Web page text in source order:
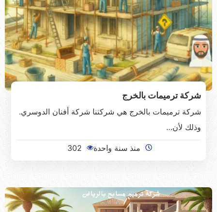
شركة ترميمات بالخرج
شركة ترميمات بالخرج هي شركتنا شركة أفنان الدوسري.
وذلك لأن…
منذ سنة واحدة 302